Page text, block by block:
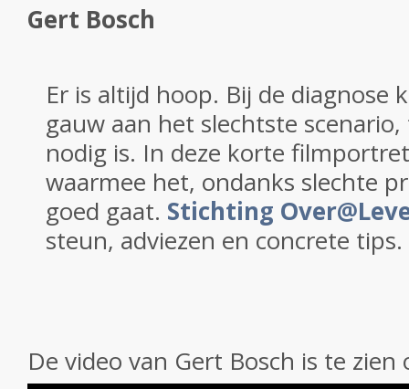
Gert Bosch
Er is altijd hoop. Bij de diagnose
gauw aan het slechtste
nodig is. In deze korte
waarmee het, ondanks slechte
goed gaat. Stichting
steun, adviezen en concrete tips.
De video van Gert Bosch is te zien